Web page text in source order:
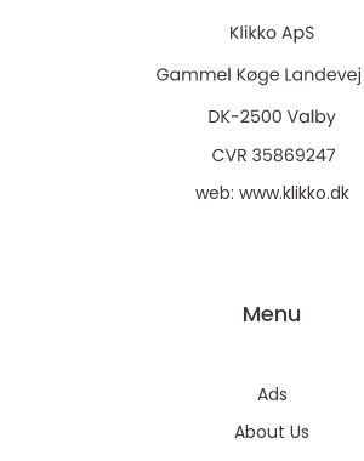
web: www.klikko.dk
Menu
Ads
About Us